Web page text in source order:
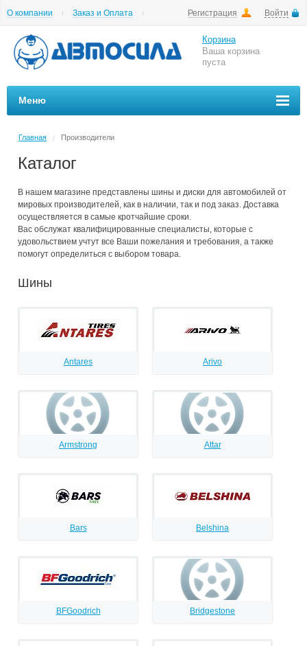
Регистрация Войти
О компании
Заказ и Оплата
Корзина
Ваша корзина
пуста
Меню
Главная / Производители
Каталог
В нашем магазине представлены шины и диски для автомобилей от
мировых производителей, как в наличии, так и под заказ. Доставка
осуществляется в самые кротчайшие сроки.
Вас обслужат квалифицированные специалисты, которые с
удовольствием учтут все Ваши пожелания и требования, а также
помогут определиться с выбором товара.
Шины
Antares Arivo
Armstrong Attar
Bars Belshina
BFGoodrich Bridgestone